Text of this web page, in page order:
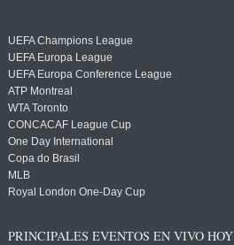
UEFA Champions League
UEFA Europa League
UEFA Europa Conference League
ATP Montreal
WTA Toronto
CONCACAF League Cup
One Day International
Copa do Brasil
MLB
Royal London One-Day Cup
PRINCIPALES EVENTOS EN VIVO HOY